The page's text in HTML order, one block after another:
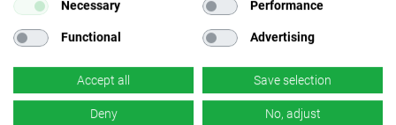
Schaffenden die Tür, die es verstehen, eine engagierte
Community rund um die Themen Beziehungen,
Autoren thematischer Newsletter über
Beziehungen, Psychologie oder Single-Aktivitäten
– sie können das Angebot effektiv in dedizierte
Necessary Performance
Functional Advertising
Accept all Save selection
Deny No, adjust